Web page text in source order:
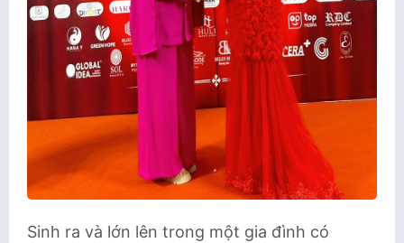
Sinh ra và lớn lên trong một gia đình có